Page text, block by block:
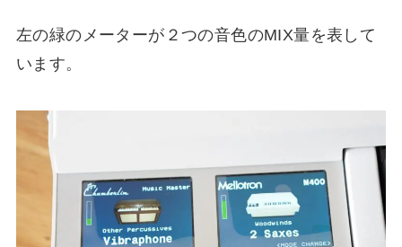
左の緑のメーターが２つの音色のMIX量を表して
います。